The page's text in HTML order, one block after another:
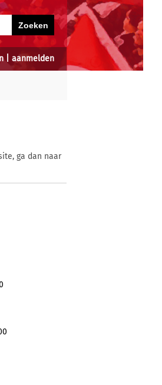
| aanmelden
ga dan naar